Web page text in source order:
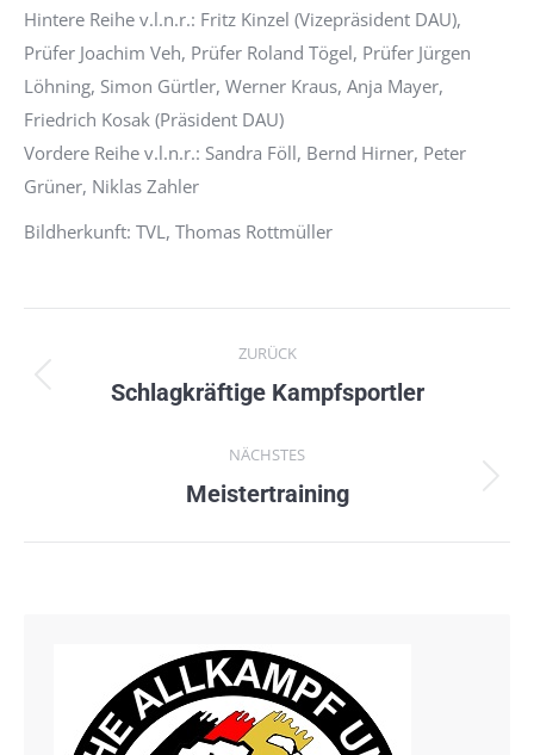
Hintere Reihe v.l.n.r.: Fritz Kinzel (Vizepräsident DAU),
Prüfer Joachim Veh, Prüfer Roland Tögel, Prüfer Jürgen
Löhning, Simon Gürtler, Werner Kraus, Anja Mayer,
Friedrich Kosak (Präsident DAU)
Vordere Reihe v.l.n.r.: Sandra Föll, Bernd Hirner, Peter
Grüner, Niklas Zahler
Bildherkunft: TVL, Thomas Rottmüller
ZURÜCK
Vorheriger
Schlagkräftige Kampfsportler
NÄCHSTES
Nächster
Meistertraining